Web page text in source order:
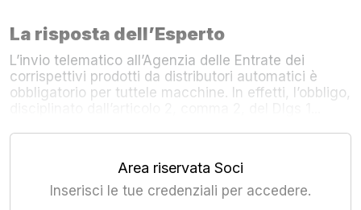
La risposta dell’Esperto
L’invio telematico all’Agenzia delle Entrate dei
corrispettivi prodotti da distributori automatici è
obbligatorio per tuttele macchine. In effetti, l’obbligo,
Area riservata Soci
Inserisci le tue credenziali per accedere.